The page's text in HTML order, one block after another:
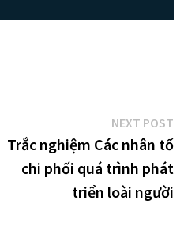
NEXT POST
Trắc nghiệm Các nhân tố
chi phối quá trình phát
triển loài người